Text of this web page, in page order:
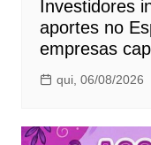
Investidores
aportes no
empresas
qui, 06/08/2026